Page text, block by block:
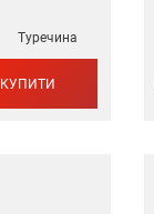
Туречина
КУПИТИ